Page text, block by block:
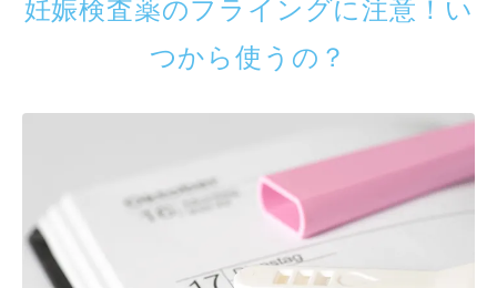
妊娠検査薬のフライングに注意！い
つから使うの？